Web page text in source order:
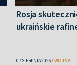
Rosja
ukraińskie
07 SIERPNIA 2026 WOJNA